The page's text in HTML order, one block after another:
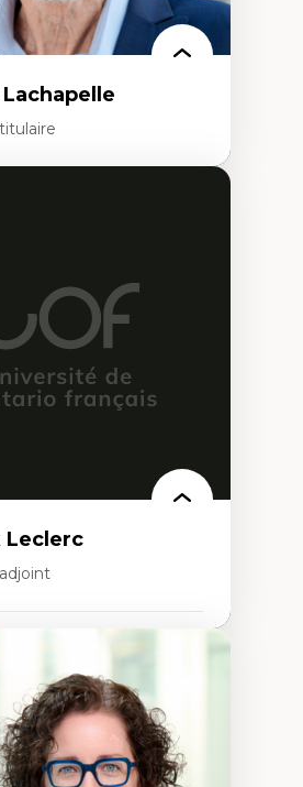
bâti
de projet en milieu existant
en architecture et
du design architectural et
Leclerc
pratiques de l’urbanisme
durable
l’urbanisme
la
territorialisation